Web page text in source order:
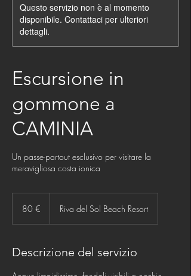
Questo servizio non è al momento
disponibile. Contattaci per ulteriori
dettagli.
Escursione in
gommone a
CAMINIA
Un passe-partout esclusivo per visitare la
meravigliosa costa ionica
80 € Riva del Sol Beach Resort
Descrizione del servizio